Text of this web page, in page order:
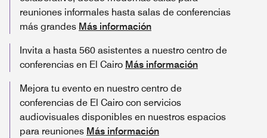
reuniones informales hasta salas de conferencias
más grandes Más información
Invita a hasta 560 asistentes a nuestro centro de
conferencias en El Cairo Más información
Mejora tu evento en nuestro centro de
conferencias de El Cairo con servicios
audiovisuales disponibles en nuestros espacios
para reuniones Más información